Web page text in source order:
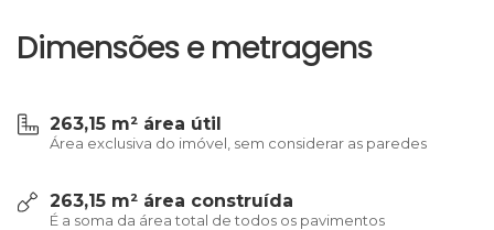
Dimensões e metragens
263,15 m² área útil
Área exclusiva do imóvel, sem considerar as paredes
263,15 m² área construída
É a soma da área total de todos os pavimentos